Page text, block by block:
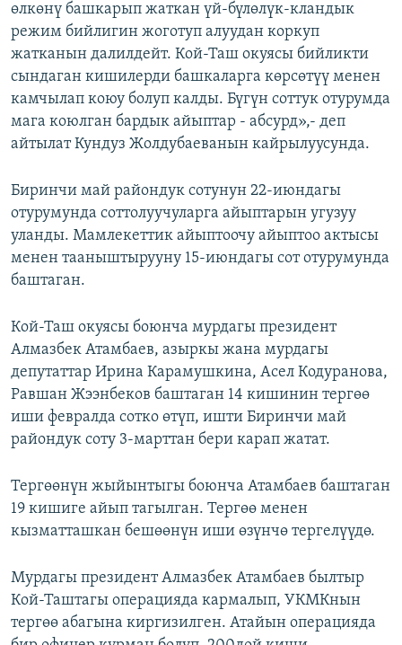
өлкөнү башкарып жаткан үй-бүлөлүк-кландык
режим бийлигин жоготуп алуудан коркуп
жатканын далилдейт. Кой-Таш окуясы бийликти
сындаган кишилерди башкаларга көрсөтүү менен
камчылап коюу болуп калды. Бүгүн соттук отурумда
мага коюлган бардык айыптар - абсурд»,- деп
айтылат Кундуз Жолдубаеванын кайрылуусунда.
Биринчи май райондук сотунун 22-июндагы
отурумунда соттолуучуларга айыптарын угузуу
уланды. Мамлекеттик айыптоочу айыптоо актысы
менен тааныштырууну 15-июндагы сот отурумунда
баштаган.
Кой-Таш окуясы боюнча мурдагы президент
Алмазбек Атамбаев, азыркы жана мурдагы
депутаттар Ирина Карамушкина, Асел Кодуранова,
Равшан Жээнбеков баштаган 14 кишинин тергөө
иши февралда сотко өтүп, ишти Биринчи май
райондук соту 3-марттан бери карап жатат.
Тергөөнүн жыйынтыгы боюнча Атамбаев баштаган
19 кишиге айып тагылган. Тергөө менен
кызматташкан бешөөнүн иши өзүнчө тергелүүдө.
Мурдагы президент Алмазбек Атамбаев былтыр
Кой-Таштагы операцияда кармалып, УКМКнын
тергөө абагына киргизилген. Атайын операцияда